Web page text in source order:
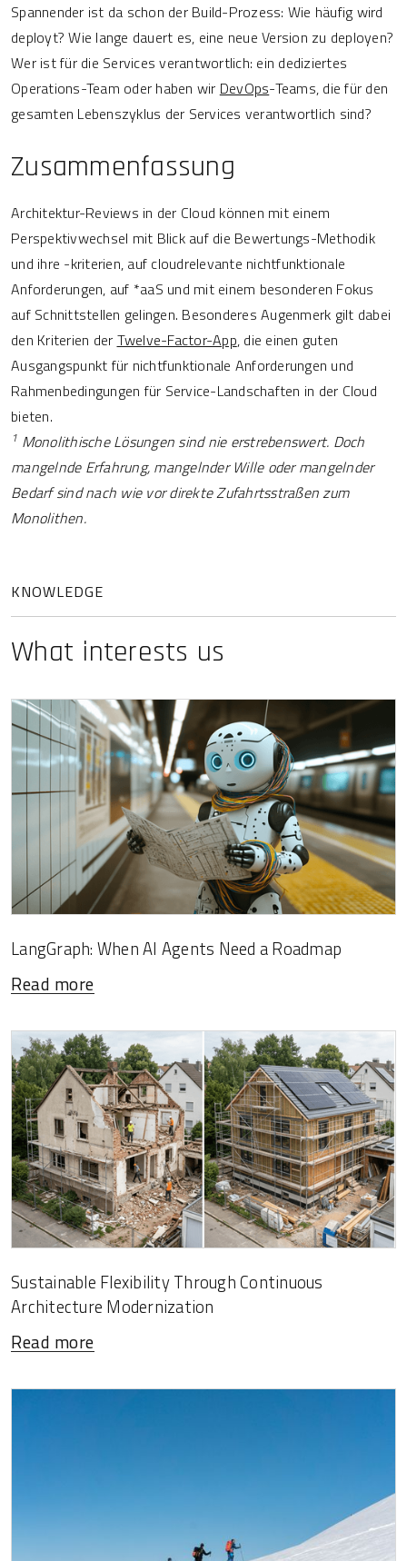
Spannender ist da schon der Build-Prozess: Wie häufig wird
deployt? Wie lange dauert es, eine neue Version zu deployen?
Wer ist für die Services verantwortlich: ein dediziertes
Operations-Team oder haben wir DevOps-Teams, die für den
gesamten Lebenszyklus der Services verantwortlich sind?
Zusammenfassung
Architektur-Reviews in der Cloud können mit einem
Perspektivwechsel mit Blick auf die Bewertungs-Methodik
und ihre -kriterien, auf cloudrelevante nichtfunktionale
Anforderungen, auf *aaS und mit einem besonderen Fokus
auf Schnittstellen gelingen. Besonderes Augenmerk gilt dabei
den Kriterien der Twelve-Factor-App, die einen guten
Ausgangspunkt für nichtfunktionale Anforderungen und
Rahmenbedingungen für Service-Landschaften in der Cloud
bieten.
1 Monolithische Lösungen sind nie erstrebenswert. Doch
mangelnde Erfahrung, mangelnder Wille oder mangelnder
Bedarf sind nach wie vor direkte Zufahrtsstraßen zum
Monolithen.
KNOWLEDGE
What interests us
LangGraph: When AI Agents Need a Roadmap
Read more
Sustainable Flexibility Through Continuous
Architecture Modernization
Read more